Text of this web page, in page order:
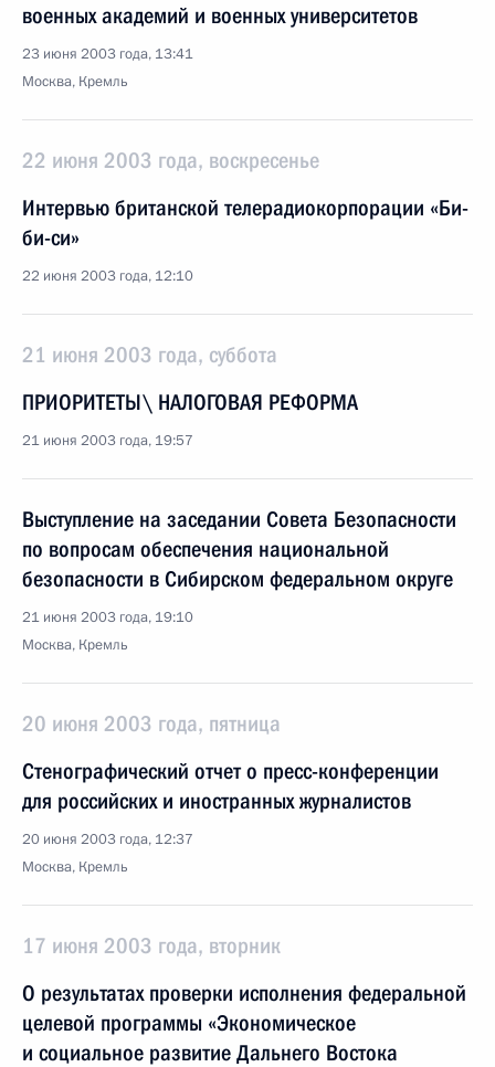
военных академий и военных университетов
23 июня 2003 года, 13:41
Москва, Кремль
22 июня 2003 года, воскресенье
Интервью британской телерадиокорпорации «Би-
би-си»
22 июня 2003 года, 12:10
21 июня 2003 года, суббота
ПРИОРИТЕТЫ\ НАЛОГОВАЯ РЕФОРМА
21 июня 2003 года, 19:57
Выступление на заседании Совета Безопасности
по вопросам обеспечения национальной
безопасности в Сибирском федеральном округе
21 июня 2003 года, 19:10
Москва, Кремль
20 июня 2003 года, пятница
Стенографический отчет о пресс-конференции
для российских и иностранных журналистов
20 июня 2003 года, 12:37
Москва, Кремль
17 июня 2003 года, вторник
О результатах проверки исполнения федеральной
целевой программы «Экономическое
и социальное развитие Дальнего Востока